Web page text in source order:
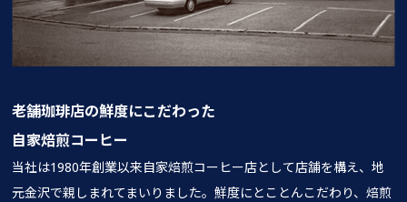
老舗珈琲店の鮮度にこだわった
自家焙煎コーヒー
当社は1980年創業以来自家焙煎コーヒー店として店舗を構え、地
元金沢で親しまれてまいりました。鮮度にとことんこだわり、焙煎